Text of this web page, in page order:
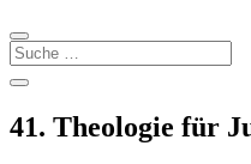
41. Theologie für